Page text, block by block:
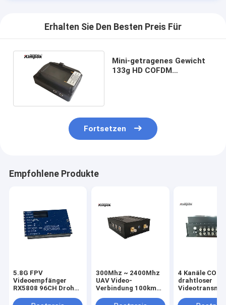
Erhalten Sie Den Besten Preis Für
Mini-getragenes Gewicht
133g HD COFDM
Fortsetzen
Empfohlene Produkte
5.8G FPV
Videoempfänger
RX5808 96CH Drohne
Videoübertragung
300Mhz ~ 2400Mhz
UAV Video-
Verbindung 100km
Wireless-Sender 5W
4 Kanäle
drahtloser
Langstrecken